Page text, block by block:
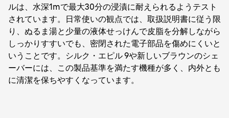
ルは、水深1mで最大30分の浸漬に耐えられるようテスト
されています。日常使いの観点では、取扱説明書に従う限
り、ぬるま湯と少量の液体せっけんで皮脂を分解しながら
しっかりすすいでも、密閉された電子部品を傷めにくいと
いうことです。シルク・エピル 9や新しいブラウンのシェ
ーバーには、この製品基準を満たす機種が多く、内外とも
に清潔を保ちやすくなっています。